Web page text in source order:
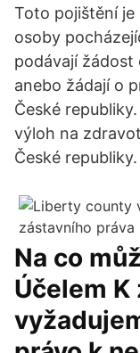
Toto pojištění
osoby
podávají žádost
anebo žádají o
České
výloh na
České republiky.
Na co
Účelem